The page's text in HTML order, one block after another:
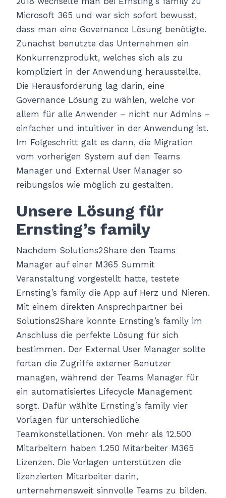
Microsoft 365 und war sich sofort bewusst,
dass man eine Governance Lösung benötigte.
Zunächst benutzte das Unternehmen ein
Konkurrenzprodukt, welches sich als zu
kompliziert in der Anwendung herausstellte.
Die Herausforderung lag darin, eine
Governance Lösung zu wählen, welche vor
allem für alle Anwender – nicht nur Admins –
einfacher und intuitiver in der Anwendung ist.
Im Folgeschritt galt es dann, die Migration
vom vorherigen System auf den Teams
Manager und External User Manager so
reibungslos wie möglich zu gestalten.
Unsere Lösung für
Ernsting’s family
Nachdem Solutions2Share den Teams
Manager auf einer M365 Summit
Veranstaltung vorgestellt hatte, testete
Ernsting’s family die App auf Herz und Nieren.
Mit einem direkten Ansprechpartner bei
Solutions2Share konnte Ernsting’s family im
Anschluss die perfekte Lösung für sich
bestimmen. Der External User Manager sollte
fortan die Zugriffe externer Benutzer
managen, während der Teams Manager für
ein automatisiertes Lifecycle Management
sorgt. Dafür wählte Ernsting’s family vier
Vorlagen für unterschiedliche
Teamkonstellationen. Von mehr als 12.500
Mitarbeitern haben 1.250 Mitarbeiter M365
Lizenzen. Die Vorlagen unterstützen die
lizenzierten Mitarbeiter darin,
unternehmensweit sinnvolle Teams zu bilden.